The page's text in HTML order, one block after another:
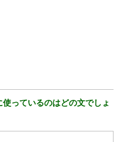
っているのはどの文でしょ